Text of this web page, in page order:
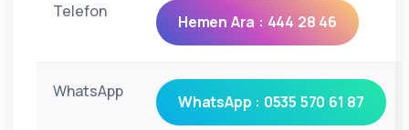
Telefon
Hemen Ara : 444 28 46
WhatsApp
WhatsApp : 0535 570 61 87